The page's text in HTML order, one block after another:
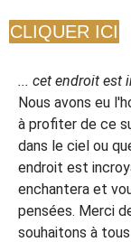
CLIQUER ICI
... cet endroit est
Nous avons eu
à profiter de ce
dans le ciel ou
endroit est
enchantera et
pensées. Merci
souhaitons à